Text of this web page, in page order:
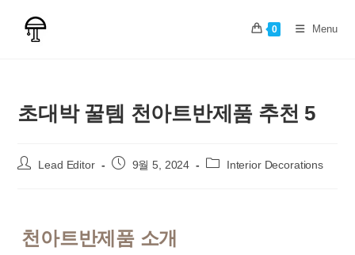
0 Menu
초대박 꿀템 천아트반제품 추천 5
Post Lead Editor
Post9월 5, 2024
Post Interior Decorations
천아트반제품 소개